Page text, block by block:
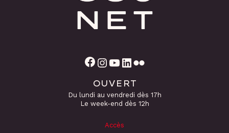
Facebook Instagram YouTube
OUVERT
Du lundi au vendredi dès 17h
Le week-end dès 12h
Accès